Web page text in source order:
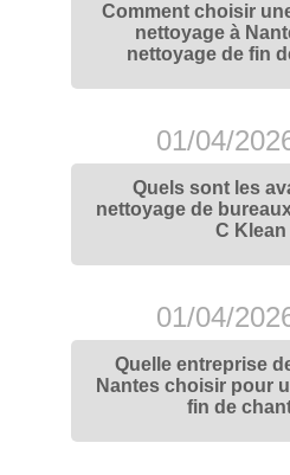
Comment choisir
nettoyage à
nettoyage de fin
01/04/
Quels sont les
nettoyage de
C Klean
01/04/
Quelle entreprise
Nantes choisir pour
fin de